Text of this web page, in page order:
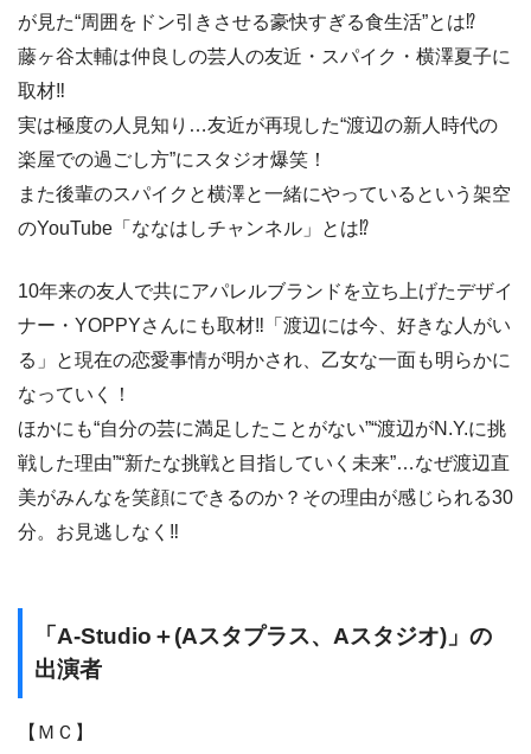
が見た“周囲をドン引きさせる豪快すぎる食生活”とは⁉
藤ヶ谷太輔は仲良しの芸人の友近・スパイク・横澤夏子に
取材‼
実は極度の人見知り…友近が再現した“渡辺の新人時代の
楽屋での過ごし方”にスタジオ爆笑！
また後輩のスパイクと横澤と一緒にやっているという架空
のYouTube「ななはしチャンネル」とは⁉
10年来の友人で共にアパレルブランドを立ち上げたデザイ
ナー・YOPPYさんにも取材‼「渡辺には今、好きな人がい
る」と現在の恋愛事情が明かされ、乙女な一面も明らかに
なっていく！
ほかにも“自分の芸に満足したことがない”“渡辺がN.Y.に挑
戦した理由”“新たな挑戦と目指していく未来”…なぜ渡辺直
美がみんなを笑顔にできるのか？その理由が感じられる30
分。お見逃しなく‼
「A-Studio＋(Aスタプラス、Aスタジオ)」の
出演者
【ＭＣ】